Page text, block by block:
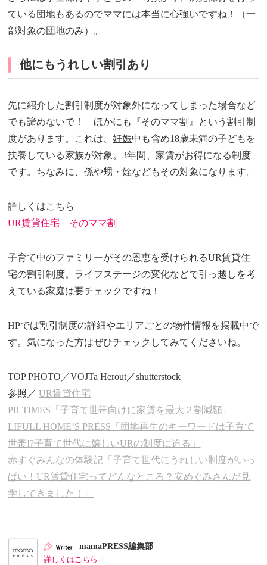
ている団地もあるのでママには本当に心強いですね！（一
部対象の団地のみ）。
他にもうれしい割引あり
先に紹介した割引制度が対象外になってしまった場合など
でも諦めないで！ ほかにも『そのママ割』という割引制
度があります。これは、妊娠中も含め18歳未満の子どもを
扶養している家族が対象。3年間、家賃がお得になる制度
です。ちなみに、孫や甥・姪などもその対象になります。
詳しくはこちら
UR賃貸住宅 そのママ割
子育て中のファミリーがその恩恵を受けられるUR賃貸住
宅の割引制度。ライフステージの変化などで引っ越しを考
えている家庭は要チェックですね！
HPでは割引制度の詳細やエリアごとの物件情報を掲載中で
す。気になった方はぜひチェックしてみてくださいね。
TOP PHOTO／VOJTa Herout／shutterstock
参照／UR賃貸住宅
PR TIMES「子育て世帯向けに家賃を最大２割減額」
LIFULL HOME’S PRESS「団地再生のキーワードは子育て
世帯!?子育て世代に嬉しいURの制度に迫る」
赤すぐみんなの体験記「子育て世代にうれしい制度がいっ
ぱい！UR賃貸住宅ってどんなところ？安めぐみさんが見
学してきました！」
mamaPRESS編集部
詳しくはこちら